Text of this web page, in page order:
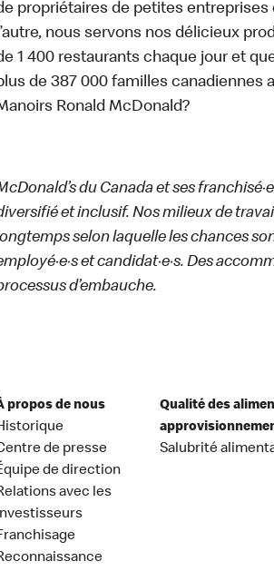
propriétaires de petites entreprises
nous servons nos délicieux
1 400 restaurants chaque jour et
de 387 000 familles canadiennes
Ronald McDonald?
du Canada et ses
et inclusif. Nos milieux de
selon laquelle les chances
et candidat·e·s. Des
d’embauche.
propos de nous
de presse
de direction
avec les
Qualité des
Salubrité